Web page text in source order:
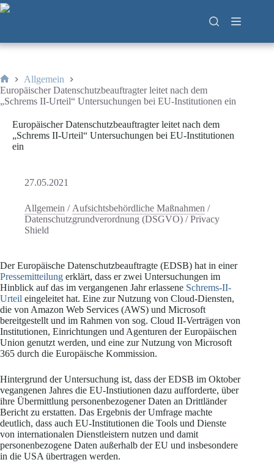
Zum
Inhalt
Start
Allgemein
Europäischer Datenschutzbeauftragter leitet nach dem
„Schrems II-Urteil“ Untersuchungen bei EU-Institutionen ein
Europäischer Datenschutzbeauftragter leitet nach dem
„Schrems II-Urteil“ Untersuchungen bei EU-Institutionen
ein
27.05.2021
Allgemein / Aufsichtsbehördliche Maßnahmen /
Datenschutzgrundverordnung (DSGVO) /Privacy
Shield
Der Europäische Datenschutzbeauftragte (EDSB) hat in einer
Pressemitteilung erklärt, dass er zwei Untersuchungen im
Hinblick auf das im vergangenen Jahr erlassene Schrems-II-
Urteil eingeleitet hat. Eine zur Nutzung von Cloud-Diensten,
die von Amazon Web Services (AWS) und Microsoft
bereitgestellt und im Rahmen von sog. Cloud II-Verträgen von
Institutionen, Einrichtungen und Agenturen der Europäischen
Union genutzt werden, und eine zur Nutzung von Microsoft
365 durch die Europäische Kommission.
Hintergrund der Untersuchung ist, dass der EDSB im Oktober
vegangenen Jahres die EU-Instiutionen dazu aufforderte, über
ihre Übermittlung personenbezogener Daten an Drittländer
Bericht zu erstatten. Das Ergebnis der Umfrage machte
deutlich, dass auch EU-Institutionen die Tools und Dienste
von internationalen Dienstleistern nutzen und damit
personenbezogene Daten außerhalb der EU und insbesondere
in die USA übertragen werden.